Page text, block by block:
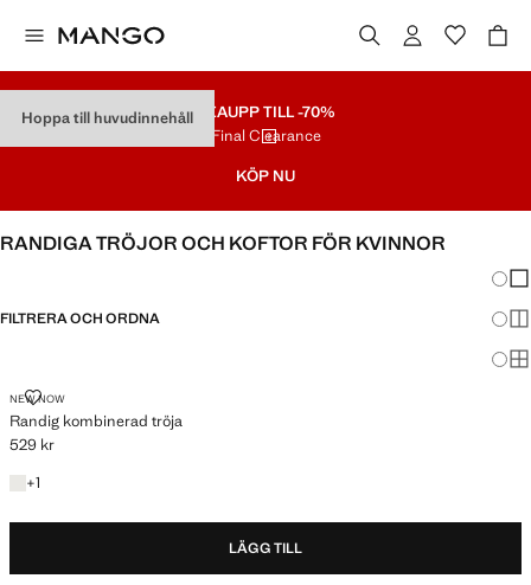
Hoppa till huvudinnehåll REAUPP TILL -70%
Final Clearance
KÖP NU
RANDIGA TRÖJOR OCH KOFTOR FÖR KVINNOR
FILTRERA OCH ORDNA
NEW NOW
Randig kombinerad tröja
RANDIG KOMBINERAD TRÖJA
Gällande pris [529 kr ]
529 kr
+1
+1 färg
LÄGG TILL